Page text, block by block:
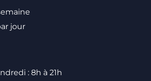
jour
: 8h à 21h